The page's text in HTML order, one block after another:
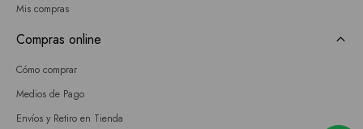
Mis compras
Compras online
Cómo comprar
Medios de Pago
Envíos y Retiro en Tienda